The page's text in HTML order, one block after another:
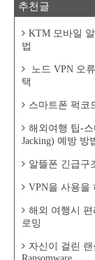
추천글
KTM 모바일
법
노드 VPN 오
택
스마트폰 퍽코
해외여행 팁-
Jacking) 예방 방
알뜰폰 긴급구
VPN을 사용을
해외 여행시
로밍
자신이 걸린